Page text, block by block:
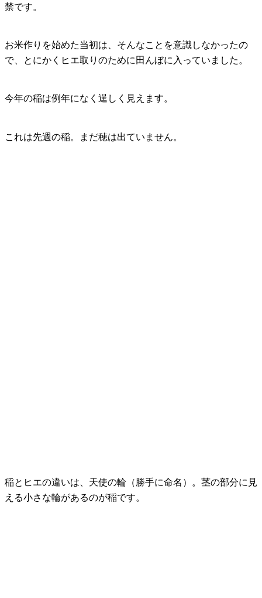
禁です。
お米作りを始めた当初は、そんなことを意識しなかったの
で、とにかくヒエ取りのために田んぼに入っていました。
今年の稲は例年になく逞しく見えます。
これは先週の稲。まだ穂は出ていません。
稲とヒエの違いは、天使の輪（勝手に命名）。茎の部分に見
える小さな輪があるのが稲です。